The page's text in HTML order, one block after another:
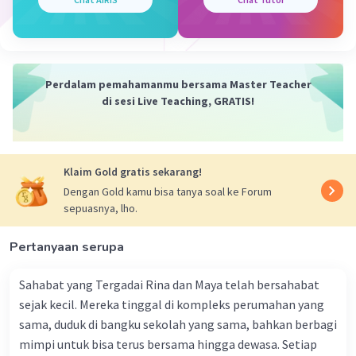
Al-Quran dan doa-doa yang dipanjatkan.
Sunah Mu’akkadah
: Sholat Witir adalah ibadah
sunah mu’akkadah (sunnah yang sangat
Menyempurnakan Sholat Malam: Sholat Witir
menyempurnakan sholat malam, karena
merupakan ibadah yang dikerjakan setelah
sholat sunnah malam (Tarawih) pada bulan
Ramadan atau di luar bulan Ramadan.
Doa Dikabulkan
biasanya terdapat doa yang panjang dan
merangkai permohonan ampunan, rahmat, dan
perlindungan dari Allah. Dikabulkannya doa witir
merupakan salah satu keutamaan sholat ini.
Perdalam pemahamanmu bersama Master Teacher
di sesi Live Teaching, GRATIS!
Klaim Gold gratis sekarang!
Dengan Gold kamu bisa tanya soal ke Forum
sepuasnya, lho.
Pertanyaan serupa
Sahabat yang Tergadai Rina dan Maya telah bersahabat
sejak kecil. Mereka tinggal di kompleks perumahan yang
sama, duduk di bangku sekolah yang sama, bahkan berbagi
mimpi untuk bisa terus bersama hingga dewasa. Setiap